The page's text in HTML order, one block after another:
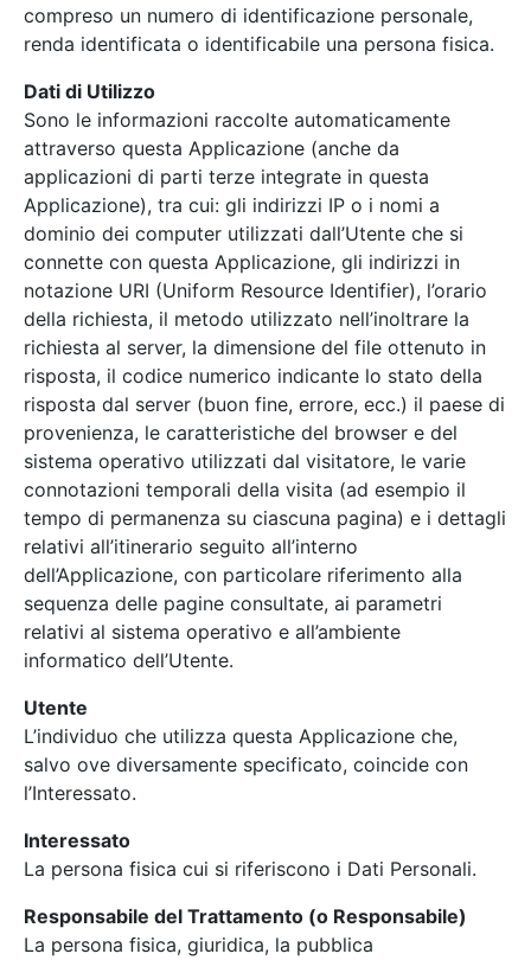
compreso un numero di identificazione personale,
renda identificata o identificabile una persona fisica.
Dati di Utilizzo
Sono le informazioni raccolte automaticamente
attraverso questa Applicazione (anche da
applicazioni di parti terze integrate in questa
Applicazione), tra cui: gli indirizzi IP o i nomi a
dominio dei computer utilizzati dall’Utente che si
connette con questa Applicazione, gli indirizzi in
notazione URI (Uniform Resource Identifier), l’orario
della richiesta, il metodo utilizzato nell’inoltrare la
richiesta al server, la dimensione del file ottenuto in
risposta, il codice numerico indicante lo stato della
risposta dal server (buon fine, errore, ecc.) il paese di
provenienza, le caratteristiche del browser e del
sistema operativo utilizzati dal visitatore, le varie
connotazioni temporali della visita (ad esempio il
tempo di permanenza su ciascuna pagina) e i dettagli
relativi all’itinerario seguito all’interno
dell’Applicazione, con particolare riferimento alla
sequenza delle pagine consultate, ai parametri
relativi al sistema operativo e all’ambiente
informatico dell’Utente.
Utente
L’individuo che utilizza questa Applicazione che,
salvo ove diversamente specificato, coincide con
l’Interessato.
Interessato
La persona fisica cui si riferiscono i Dati Personali.
Responsabile del Trattamento (o Responsabile)
La persona fisica, giuridica, la pubblica